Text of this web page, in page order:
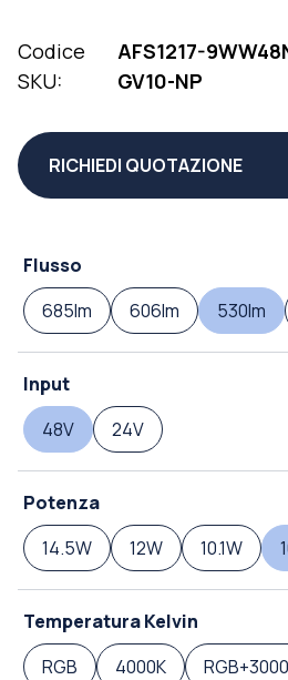
Codice
SKU:
AFS1217-
GV10-NP
RICHIEDI QUOTAZIONE
Flusso
685lm
606lm 530lm
Input
48V
24V
Potenza
14.5W
12W 10.1W
Temperatura Kelvin
RGB
4000K